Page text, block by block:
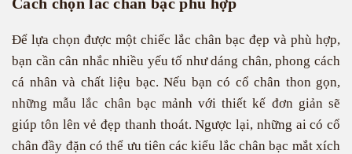
Để lựa chọn được một chiếc lắc chân bạc đẹp và phù hợp,
bạn cần cân nhắc nhiều yếu tố như dáng chân, phong cách
cá nhân và chất liệu bạc. Nếu bạn có cổ chân thon gọn,
những mẫu lắc chân bạc mảnh với thiết kế đơn giản sẽ
giúp tôn lên vẻ đẹp thanh thoát. Ngược lại, những ai có cổ
chân đầy đặn có thể ưu tiên các kiểu lắc chân bạc mắt xích